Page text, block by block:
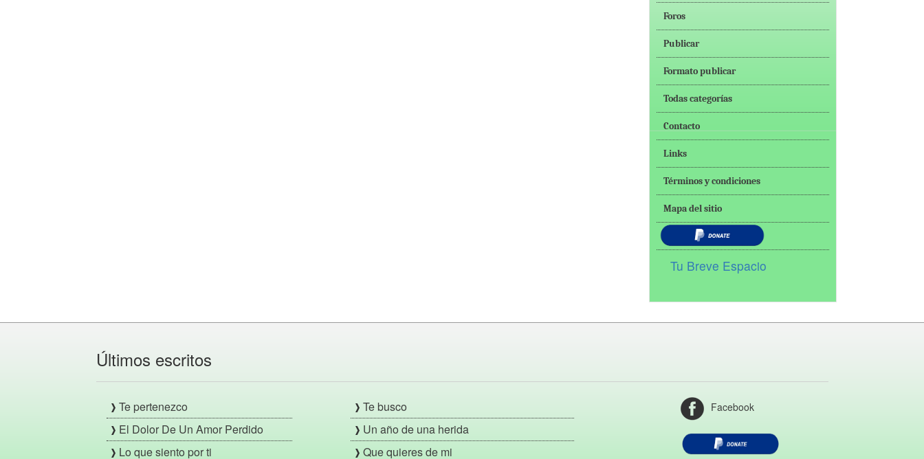
Foros
Publicar
Formato publicar
Todas categorías
Contacto
Links
Términos y condiciones
Mapa del sitio
Tu Breve Espacio
Últimos escritos
Te pertenezco
El Dolor De Un Amor Perdido
Lo que siento por ti
Te busco
Un año de una herida
Que quieres de mi
Facebook